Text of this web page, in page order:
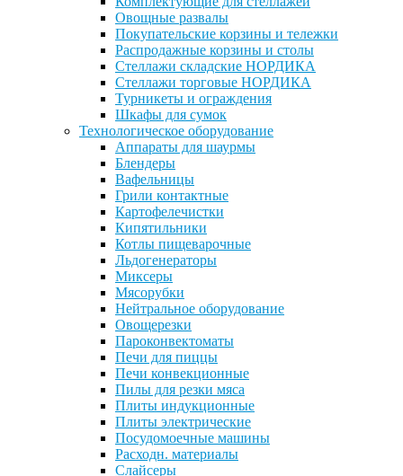
Овощные развалы
Покупательские корзины и тележки
Распродажные корзины и столы
Стеллажи складские НОРДИКА
Стеллажи торговые НОРДИКА
Турникеты и ограждения
Шкафы для сумок
Технологическое оборудование
Аппараты для шаурмы
Блендеры
Вафельницы
Грили контактные
Картофелечистки
Кипятильники
Котлы пищеварочные
Льдогенераторы
Миксеры
Мясорубки
Нейтральное оборудование
Овощерезки
Пароконвектоматы
Печи для пиццы
Печи конвекционные
Пилы для резки мяса
Плиты индукционные
Плиты электрические
Посудомоечные машины
Расходн. материалы
Слайсеры